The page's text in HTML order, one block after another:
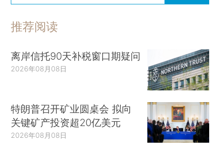
推荐阅读
离岸信托90天补税窗口期疑问
2026年08月08日
特朗普召开矿业圆桌会 拟向
关键矿产投资超20亿美元
2026年08月08日